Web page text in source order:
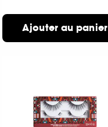
Ajouter au panier